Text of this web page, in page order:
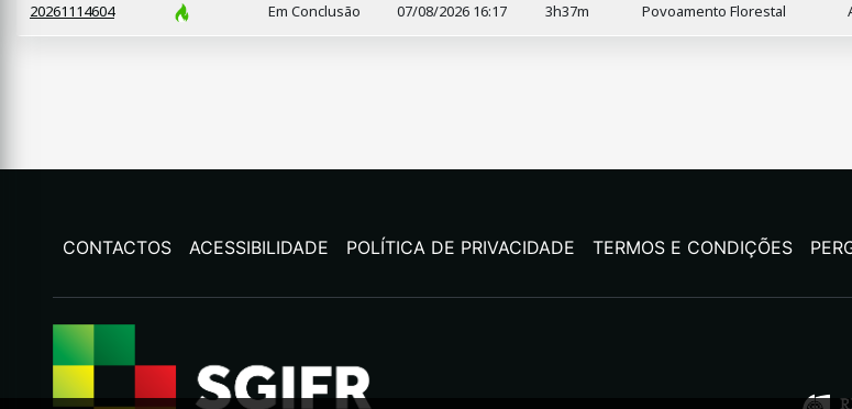
20261114604 Em Conclusão 07/08/2026 16:17 3h37m Povoamento Florestal
CONTACTOS ACESSIBILIDADE POLÍTICA DE PRIVACIDADE TERMOS E CONDIÇÕES